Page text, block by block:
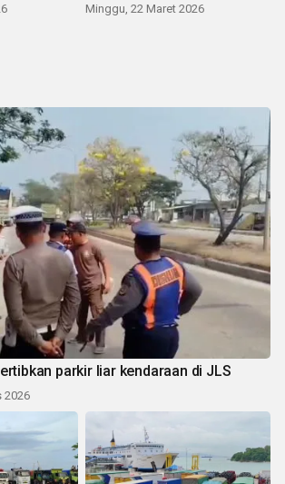
Minggu, 22 Maret 2026
parkir liar kendaraan di JLS
2026